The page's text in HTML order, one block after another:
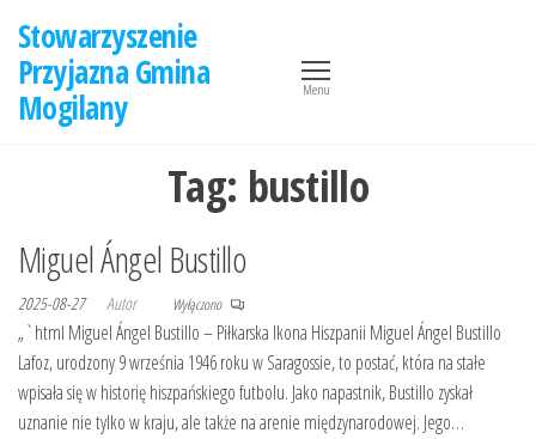
treści
Stowarzyszenie
Przyjazna Gmina
Mogilany
Menu
Tag: bustillo
Miguel Ángel Bustillo
2025-08-27 Autor Wyłączono
„`html Miguel Ángel Bustillo – Piłkarska Ikona Hiszpanii Miguel Ángel Bustillo
Lafoz, urodzony 9 września 1946 roku w Saragossie, to postać, która na stałe
wpisała się w historię hiszpańskiego futbolu. Jako napastnik, Bustillo zyskał
uznanie nie tylko w kraju, ale także na arenie międzynarodowej. Jego…